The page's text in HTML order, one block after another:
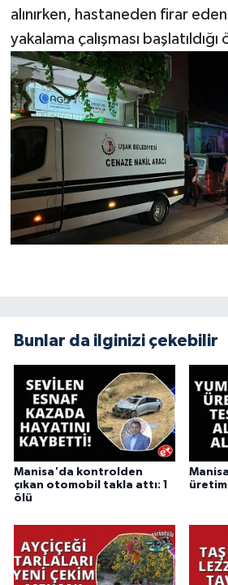
alınırken, hastaneden firar
yakalama çalışması
Bunlar da ilginizi çekebilir
Manisa'da kontrolden
çıkan otomobil takla attı: 1
ölü